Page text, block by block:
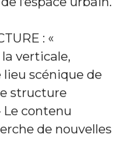
l’espace urbain.
: «
verticale,
scénique de
structure
Le contenu
de nouvelles